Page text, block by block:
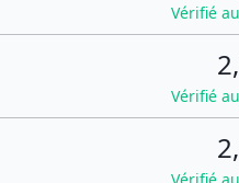
Vérifié
Vérifié